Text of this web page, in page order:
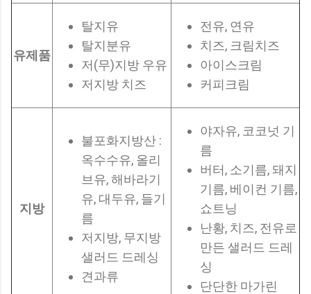
유제품
탈지유
탈지분유
저(무)지방 우유
저지방 치즈
전유, 연유
치즈, 크림치즈
아이스크림
커피크림
지방
불포화지방산 :
옥수수유, 올리
브유, 해바라기
유, 대두유, 들기
름
저지방, 무지방
샐러드 드레싱
견과류
야자유, 코코넛 기
름
버터, 소기름, 돼지
기름, 베이컨 기름,
쇼트닝
난황, 치즈, 전유로
만든 샐러드 드레
싱
단단한 마가린